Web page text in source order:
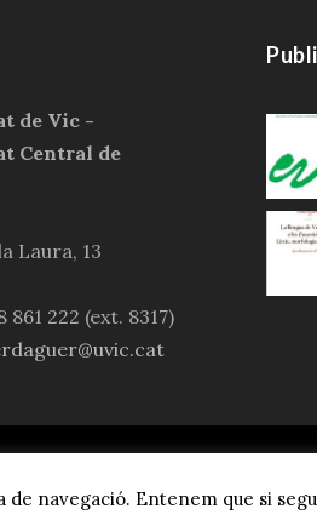
de Vic -
Central de
Laura, 13
861 222 (ext. 8317)
navegació. Entenem que si